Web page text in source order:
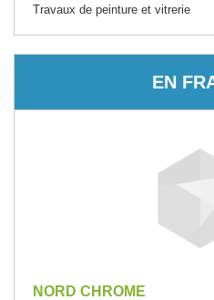
Travaux de peinture et vitrerie
EN
NORD CHROME